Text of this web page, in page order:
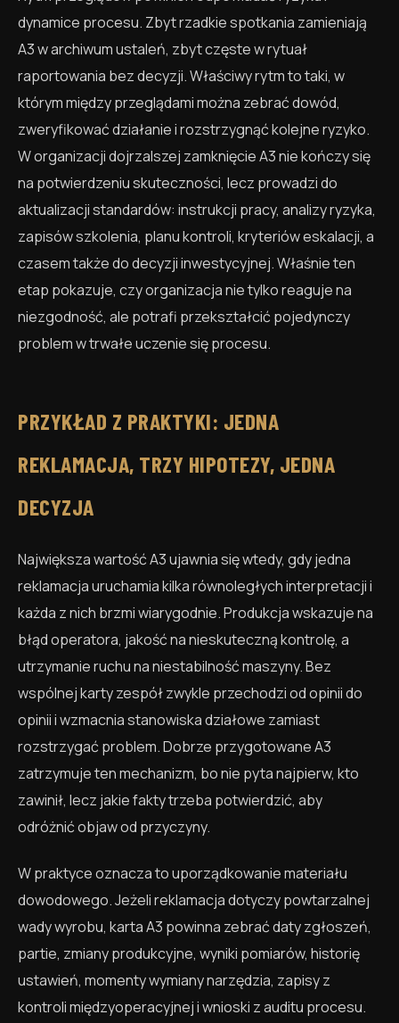
dynamice procesu. Zbyt rzadkie spotkania zamieniają
A3 w archiwum ustaleń, zbyt częste w rytuał
raportowania bez decyzji. Właściwy rytm to taki, w
którym między przeglądami można zebrać dowód,
zweryfikować działanie i rozstrzygnąć kolejne ryzyko.
W organizacji dojrzalszej zamknięcie A3 nie kończy się
na potwierdzeniu skuteczności, lecz prowadzi do
aktualizacji standardów: instrukcji pracy, analizy ryzyka,
zapisów szkolenia, planu kontroli, kryteriów eskalacji, a
czasem także do decyzji inwestycyjnej. Właśnie ten
etap pokazuje, czy organizacja nie tylko reaguje na
niezgodność, ale potrafi przekształcić pojedynczy
problem w trwałe uczenie się procesu.
PRZYKŁAD Z PRAKTYKI: JEDNA
REKLAMACJA, TRZY HIPOTEZY, JEDNA
DECYZJA
Największa wartość A3 ujawnia się wtedy, gdy jedna
reklamacja uruchamia kilka równoległych interpretacji i
każda z nich brzmi wiarygodnie. Produkcja wskazuje na
błąd operatora, jakość na nieskuteczną kontrolę, a
utrzymanie ruchu na niestabilność maszyny. Bez
wspólnej karty zespół zwykle przechodzi od opinii do
opinii i wzmacnia stanowiska działowe zamiast
rozstrzygać problem. Dobrze przygotowane A3
zatrzymuje ten mechanizm, bo nie pyta najpierw, kto
zawinił, lecz jakie fakty trzeba potwierdzić, aby
odróżnić objaw od przyczyny.
W praktyce oznacza to uporządkowanie materiału
dowodowego. Jeżeli reklamacja dotyczy powtarzalnej
wady wyrobu, karta A3 powinna zebrać daty zgłoszeń,
partie, zmiany produkcyjne, wyniki pomiarów, historię
ustawień, momenty wymiany narzędzia, zapisy z
kontroli międzyoperacyjnej i wnioski z auditu procesu.